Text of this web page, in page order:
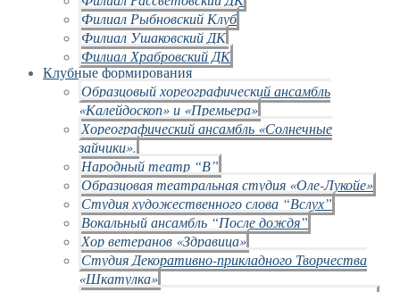
Филиал Рыбновский Клуб
Филиал Ушаковский ДК
Филиал Храбровский ДК
Клубные формирования
Образцовый хореографический ансамбль
«Калейдоскоп» и «Премьера»
Хореографический ансамбль «Солнечные
зайчики».
Народный театр “В”
Образцовая театральная студия «Оле-Лукойе»
Студия художественного слова “Вслух”
Вокальный ансамбль “После дождя”
Хор ветеранов «Здравица»
Студия Декоративно-прикладного Творчества
«Шкатулка»